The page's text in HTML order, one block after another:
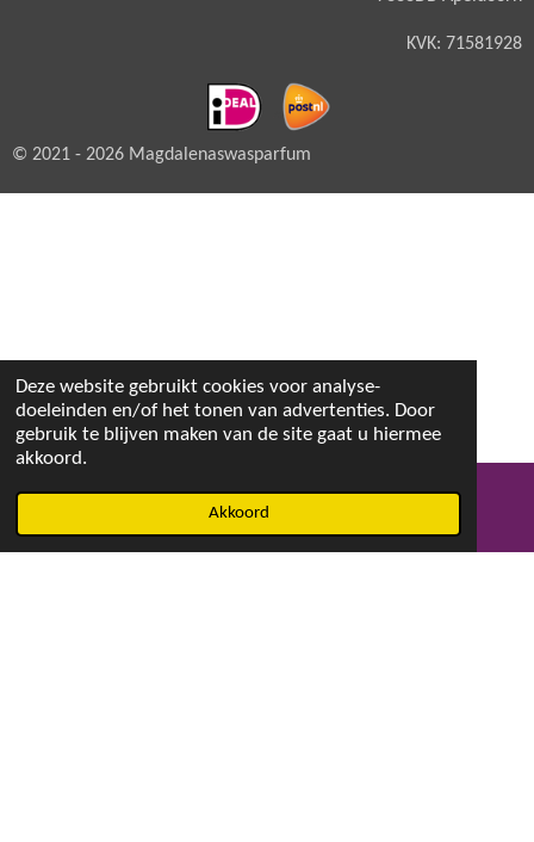
Deze website gebruikt cookies voor analyse-
doeleinden en/of het tonen van advertenties. Door
gebruik te blijven maken van de site gaat u hiermee
akkoord.
Akkoord
KVK: 71581928
© 2021 - 2026 Magdalenaswasparfum